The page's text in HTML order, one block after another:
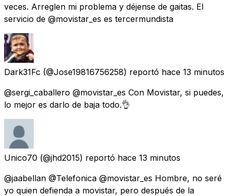
veces. Arreglen mi problema y déjense de gaitas. El
servicio de @movistar_es es tercermundista
Dark31Fc (@Jose19816756258) reportó hace 13 minutos
@sergi_caballero @movistar_es Con Movistar, si puedes,
lo mejor es darlo de baja todo.👌
Unico70 (@jhd2015) reportó hace 13 minutos
@jaabellan @Telefonica @movistar_es Hombre, no seré
yo quien defienda a movistar, pero después de la